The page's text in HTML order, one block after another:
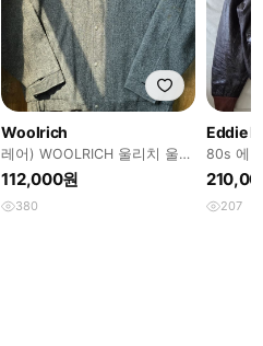
Woolrich
레어) WOOLRICH 울리치 울
헌팅 자켓 바시티 XL , USA
112,000원
380
Eddie
80s 에
207